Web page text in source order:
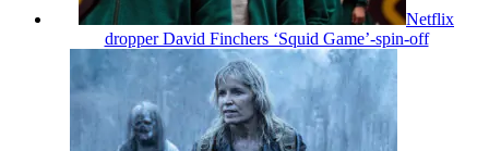
Netflix
dropper David Finchers ‘Squid Game’-spin-off